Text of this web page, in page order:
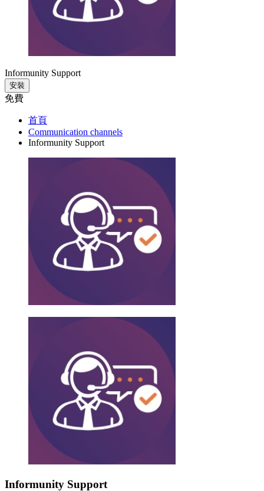
Informunity Support
安裝
免費
首頁
Communication channels
Informunity Support
Informunity Support